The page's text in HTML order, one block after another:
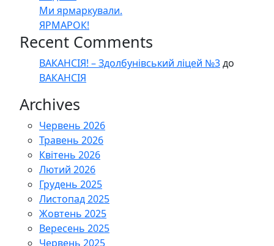
Ми ярмаркували.
ЯРМАРОК!
Recent Comments
ВАКАНСІЯ! – Здолбунівський ліцей №3до
ВАКАНСІЯ
Archives
Червень 2026
Травень 2026
Квітень 2026
Лютий 2026
Грудень 2025
Листопад 2025
Жовтень 2025
Вересень 2025
Червень 2025